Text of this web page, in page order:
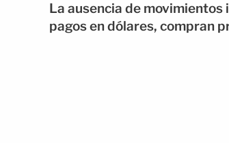
La ausencia de
pagos en dólares, compran